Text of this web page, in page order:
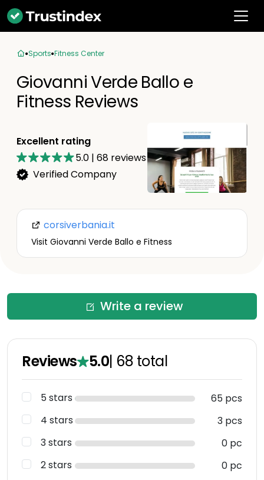
Sports Fitness Center
Giovanni Verde Ballo e
Fitness Reviews
Excellent rating
5.0 | 68 reviews
Verified Company
corsiverbania.it
Visit Giovanni Verde Ballo e Fitness
Write a review
Reviews 5.0| 68 total
5 stars
65 pcs
4 stars
3 pcs
3 stars
0 pc
2 stars
0 pc